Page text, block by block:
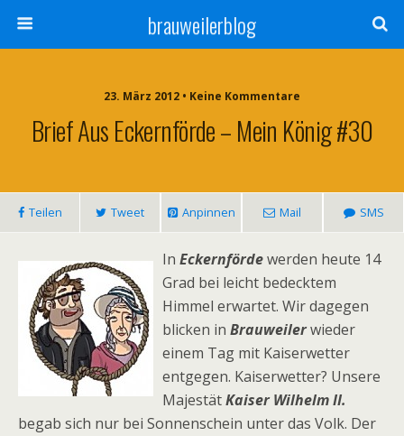
brauweilerblog
23. März 2012 • Keine Kommentare
Brief Aus Eckernförde – Mein König #30
Teilen Tweet Anpinnen Mail SMS
In Eckernfördewerden heute 14
Grad bei leicht bedecktem
Himmel erwartet. Wir dagegen
blicken in Brauweilerwieder
einem Tag mit Kaiserwetter
entgegen. Kaiserwetter? Unsere
MajestätKaiser Wilhelm II.
begab sich nur bei Sonnenschein unter das Volk. Der